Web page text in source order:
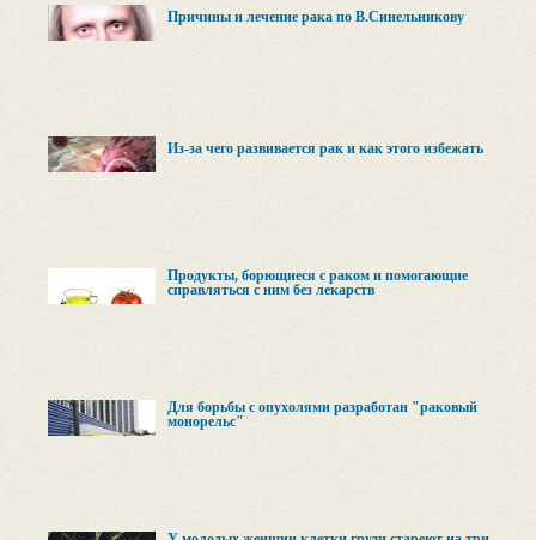
Причины и лечение рака по В.Синельникову
Из-за чего развивается рак и как этого избежать
Продукты, борющиеся с раком и помогающие
справляться с ним без лекарств
Для борьбы с опухолями разработан "раковый
монорельс"